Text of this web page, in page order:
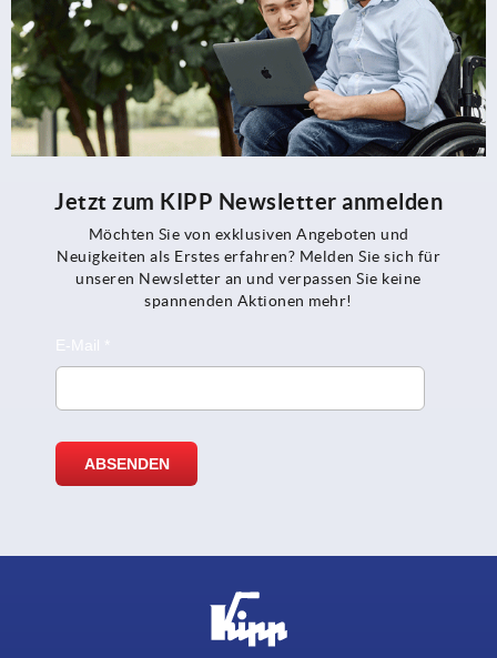
Jetzt zum KIPP Newsletter anmelden
Möchten Sie von exklusiven Angeboten und
Neuigkeiten als Erstes erfahren? Melden Sie sich für
unseren Newsletter an und verpassen Sie keine
spannenden Aktionen mehr!